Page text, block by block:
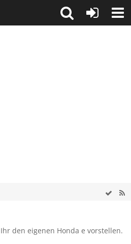
den eigenen Honda e vorstellen.